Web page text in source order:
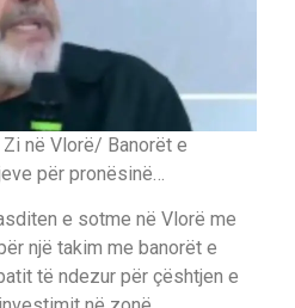
në Vlorë/ Banorët e
për pronësinë…
e sotme në Vlorë me
një takim me banorët e
të ndezur për çështjen e